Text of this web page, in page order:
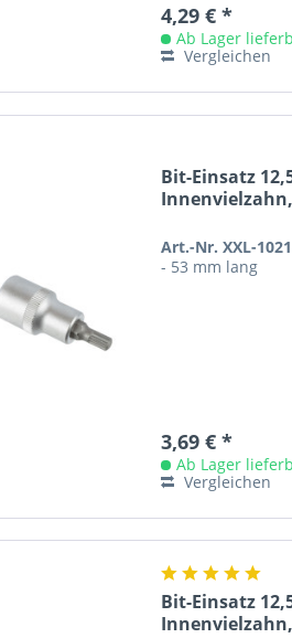
4,29 € *
Ab Lager
Vergleichen
Bit-Einsatz
Art.-Nr. XXL-
- 53 mm lang
3,69 € *
Ab Lager
Vergleichen
Bit-Einsatz